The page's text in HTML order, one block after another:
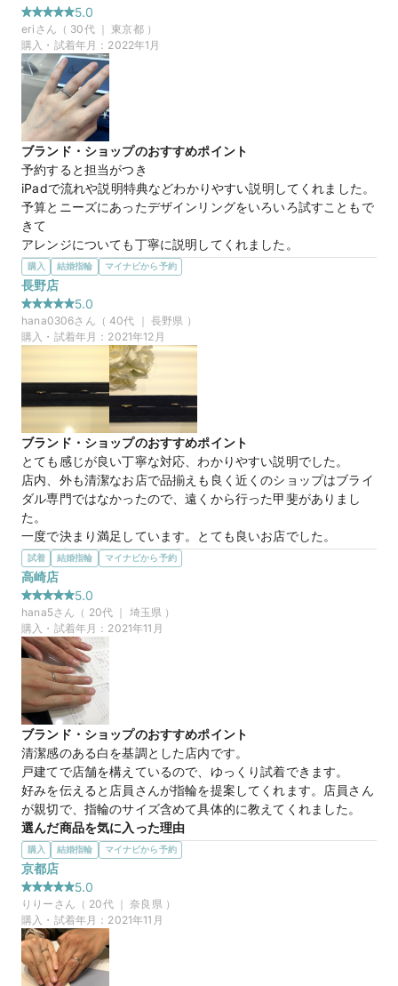
マイナビ限定 来店特典
この店舗のおすすめ特典情報
【４℃ BRIDAL】マイナビウエディングから”10,000円分”の特典を
プレゼント
が見えて気分上がります。派手そうに思いましたがダイヤモン
ドが小粒なので賑やかすぎず華やかで気に入りました。浮腫み
やすいのですがウェーブしているので指が細く見えて嬉しかっ
たです。
この店舗の良かったところ
スタッフさんが優しいのが印象的です。最後2つの指輪で迷っ
た時に親身になって考えてくださり一緒に選んでくれました。
2歳の娘を連れていった時も店長さんが優しくて、折り紙で
作ったアンパンマンをくださったりまた、家族で行きたくなる
お店です。
商品名
【ピースフルタイム -穏やかな時-】ふた
ウェーブライン
価格帯
5.0
eri さん（ 30代 ｜ 東京都）
購入・試着年月： 2022年1月
ブランド・ショップのおすすめポイント
予約すると担当がつき
iPadで流れや説明特典などわかりやすい説明してくれました。
予算とニーズにあったデザインリングをいろいろ試すこともで
きて
アレンジについても丁寧に説明してくれました。
他店と比べて接客やデザインなどしっかりしてる印象でした。
店の雰囲気も落ち着いて見やすいし、邪魔されずに見れる環境
で店員さんもとても親切でよかったです。ダイヤの紛失につい
て心配してましたが、安心できる4℃のサポートも
銀座本店だけの特典もとても魅力的でした。
選んだ商品を気に入った理由
とにかくキラキラしたものを希望したため、
予算との兼ね合いで一回持ち帰りましたが（予算は20万以内
でしたが気に入ったのは24万だったので...)
デザインとしてはピュアニティのハート&キューピッドダイヤ
モンドがお気に入りでした。
価格帯 20万円
マイナビ限定 来店特典
この店舗のおすすめ特典情報
【４℃ BRIDAL】マイナビウエディングから”10,000円分”の特典を
プレゼント
購入 結婚指輪 マイナビから予約
長野店
5.0
hana0306さん（40代 ｜長野県 ）
購入・試着年月： 2021年12月
ブランド・ショップのおすすめポイント
とても感じが良い丁寧な対応、わかりやすい説明でした。
店内、外も清潔なお店で品揃えも良く近くのショップはブライ
ダル専門ではなかったので、遠くから行った甲斐がありまし
た。
一度で決まり満足しています。とても良いお店でした。
選んだ商品を気に入った理由
保証もしっかりしていることと
店員さんもキチンとわかりやすい対応して頂き安心出来るブラ
ンドと感じられたことが即決した理由です。
あと、マイナビ経由したのでいろいろとプレゼント頂けてとて
も満足してます。
価格帯 20万円
試着 結婚指輪 マイナビから予約
高崎店
5.0
hana5さん（ 20代 ｜ 埼玉県 ）
購入・試着年月： 2021年11月
ブランド・ショップのおすすめポイント
清潔感のある白を基調とした店内です。
戸建てで店舗を構えているので、ゆっくり試着できます。
好みを伝えると店員さんが指輪を提案してくれます。店員さん
が親切で、指輪のサイズ含めて具体的に教えてくれました。
選んだ商品を気に入った理由
シンプルなデザイン、着け心地よく、価格も安いです。
デザインは艶消し加工を希望していましたが、気に入ったもの
がなかったです。
艶ありのプラチナは、傷が入ってそれが思い出になる旨を教え
ていただき、初めて興味を持てました。
価格帯 10万円
購入 結婚指輪 マイナビから予約
京都店
5.0
りりー さん（ 20代 ｜奈良県 ）
購入・試着年月： 2021年11月